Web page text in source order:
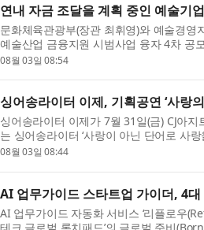
연내 자금 조달을 계획 중인 예술기
문화체육관광부(장관 최휘영)와 예술경영
예술산업 금융지원 시범사업 융자 4차 공
08월 03일 08:54
싱어송라이터 이제, 기획공연 ‘사랑
싱어송라이터 이제가 7월 31일(금) CJ아
는 싱어송라이터 ‘사랑이 아닌 단어로 사
공...
08월 03일 08:44
AI 업무가이드 스타트업 가이더, 4대
AI 업무가이드 자동화 서비스 ‘리플로우
테크 글로벌 론치패드’의 글로벌 준비